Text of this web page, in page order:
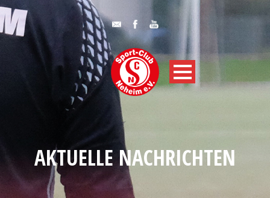
AKTUELLE NACHRICHTEN